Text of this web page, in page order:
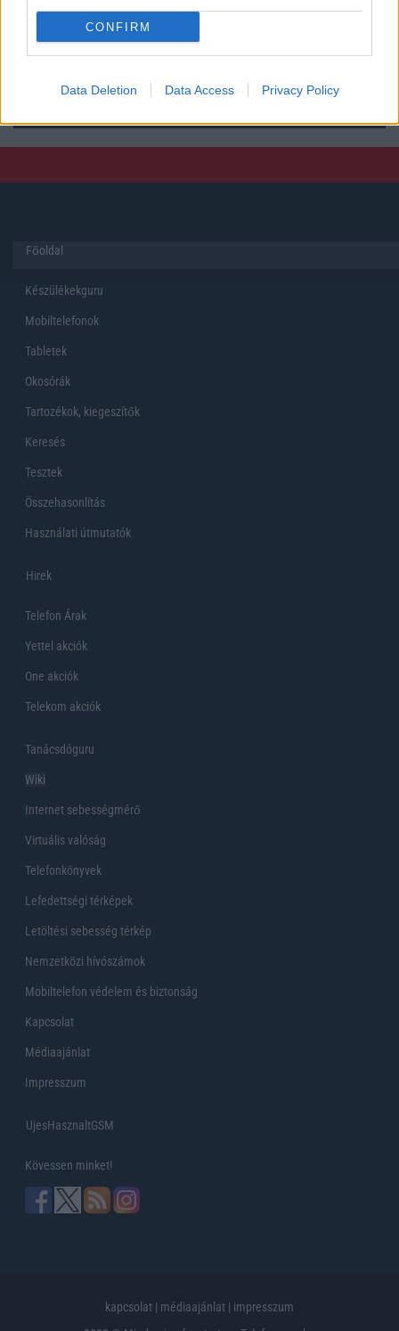
CONFIRM
Data Deletion Data Access Privacy Policy
Korábbi szavazások eredményei
Főoldal
Készülékekguru
Mobiltelefonok
Tabletek
Okosórák
Tartozékok, kiegeszítők
Keresés
Tesztek
Összehasonlítás
Használati útmutatók
Hirek
Telefon Árak
Yettel akciók
One akciók
Telekom akciók
Tanácsdóguru
Wiki
Internet sebességmérő
Virtuális valóság
Telefonkönyvek
Lefedettségi térképek
Letöltési sebesség térkép
Nemzetközi hívószámok
Mobiltelefon védelem és biztonság
Kapcsolat
Médiaajánlat
Impresszum
UjesHasznaltGSM
Kövessen minket!
kapcsolat | médiaajánlat | impresszum